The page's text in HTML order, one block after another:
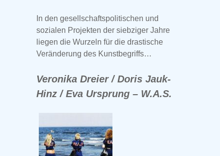
In den gesellschaftspolitischen und
sozialen Projekten der siebziger Jahre
liegen die Wurzeln für die drastische
Veränderung des Kunstbegriffs…
Veronika Dreier / Doris Jauk-
Hinz / Eva Ursprung – W.A.S.